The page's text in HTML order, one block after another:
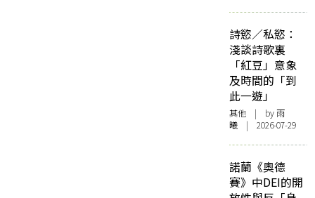
詩慾／私慾：
淺談詩歌裏
「紅豆」意象
及時間的「到
此一遊」
其他 | by 雨
曦 | 2026-07-29
諾蘭《奧德
賽》中DEI的開